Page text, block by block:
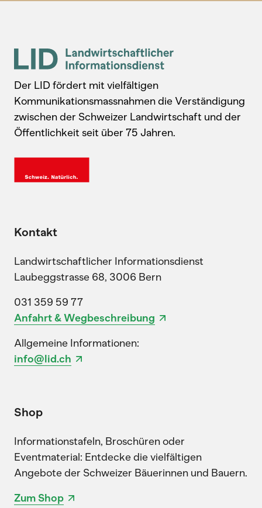
Der LID fördert mit vielfältigen
Kommunikationsmassnahmen die Verständigung
zwischen der Schweizer Landwirtschaft und der
Öffentlichkeit seit über 75 Jahren.
Kontakt
Landwirtschaftlicher Informationsdienst
Laubeggstrasse 68, 3006 Bern
031 359 59 77
Anfahrt & Wegbeschreibung
Allgemeine Informationen:
info@lid.ch
Shop
Informationstafeln, Broschüren oder
Eventmaterial: Entdecke die vielfältigen
Angebote der Schweizer Bäuerinnen und Bauern.
Zum Shop